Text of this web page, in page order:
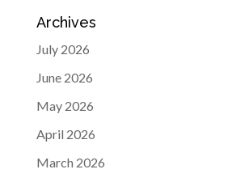
Archives
July 2026
June 2026
May 2026
April 2026
March 2026